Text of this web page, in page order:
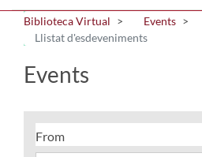
Biblioteca Virtual Events
Llistat d'esdeveniments
Events
From